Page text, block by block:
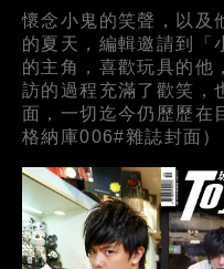
懷念小鬼的笑聲，以
的夏天，編輯邀請到「
的主角，喜歡玩具的他
訪的過程充滿了歡笑，
面，一切迄今仍歷歷在
格納庫006#雜誌封面